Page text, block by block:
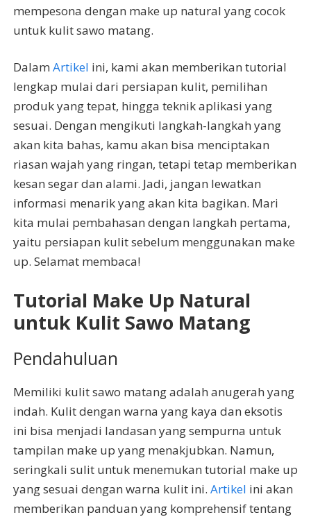
mempesona dengan make up natural yang cocok
untuk kulit sawo matang.
Dalam Artikel ini, kami akan memberikan tutorial
lengkap mulai dari persiapan kulit, pemilihan
produk yang tepat, hingga teknik aplikasi yang
sesuai. Dengan mengikuti langkah-langkah yang
akan kita bahas, kamu akan bisa menciptakan
riasan wajah yang ringan, tetapi tetap memberikan
kesan segar dan alami. Jadi, jangan lewatkan
informasi menarik yang akan kita bagikan. Mari
kita mulai pembahasan dengan langkah pertama,
yaitu persiapan kulit sebelum menggunakan make
up. Selamat membaca!
Tutorial Make Up Natural
untuk Kulit Sawo Matang
Pendahuluan
Memiliki kulit sawo matang adalah anugerah yang
indah. Kulit dengan warna yang kaya dan eksotis
ini bisa menjadi landasan yang sempurna untuk
tampilan make up yang menakjubkan. Namun,
seringkali sulit untuk menemukan tutorial make up
yang sesuai dengan warna kulit ini. Artikel ini akan
memberikan panduan yang komprehensif tentang